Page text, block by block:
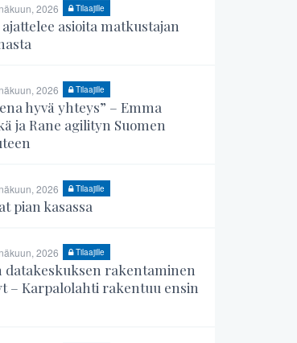
2026 Tilaajille
asioita matkustajan
2026 Tilaajille
hyvä yhteys” – Emma
ja Rane agilityn Suomen
2026 Tilaajille
pian kasassa
2026 Tilaajille
datakeskuksen rakentaminen
– Karpalolahti rakentuu ensin